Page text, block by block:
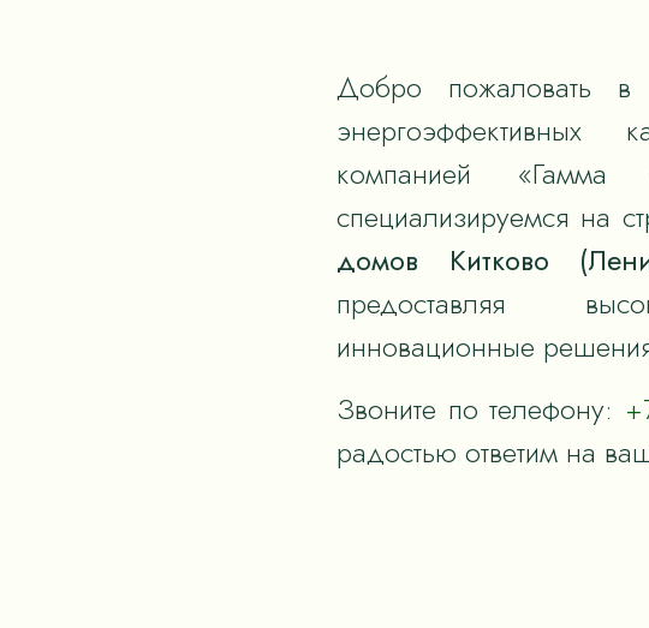
Добро пожаловать
компанией «Гамма
специализируемся на
домов Китково
предоставляя
инновационные
Звоните по телефону:
радостью ответим на